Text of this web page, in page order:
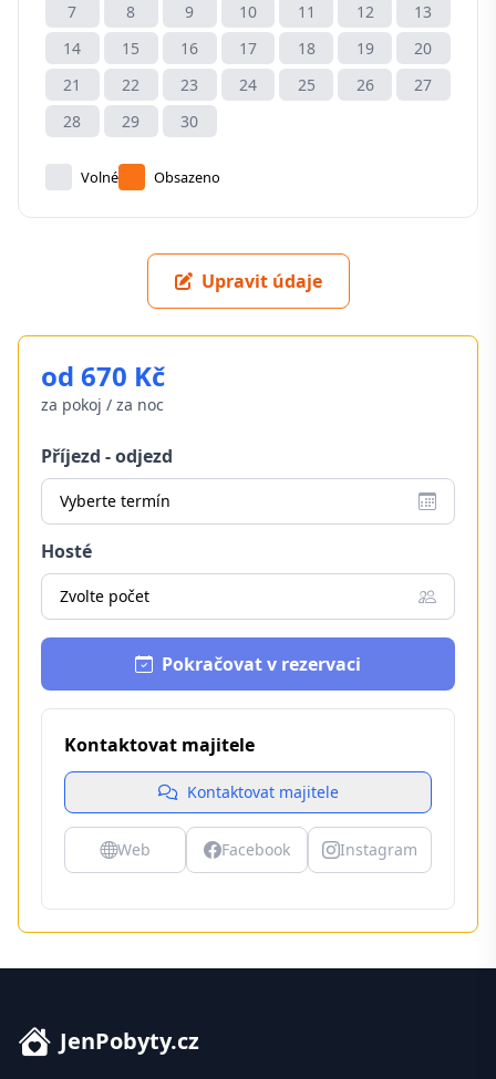
7
8 9 10 11 12
13
14
15 16 17 18 19
20
21
22 23 24 25 26
27
28
29 30
Volné Obsazeno
Upravit údaje
od 670 Kč
za pokoj / za noc
Příjezd - odjezd
Vyberte termín
Hosté
Zvolte počet
Pokračovat v rezervaci
Kontaktovat majitele
Kontaktovat majitele
Web Facebook Instagram
JenPobyty.cz